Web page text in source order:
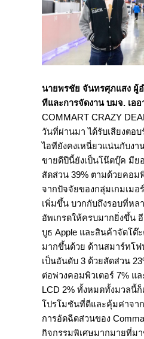
นายพรชัย จันทรศุภแสง ผู้
ทีและการจัดงาน บมจ. เออ
COMMART CRAZY
วันที่ผ่านมา ได้รับเสียงตอ
ไอทียังคงเหนี่ยวแน่นกับง
ขายดีปีนี้ยังเป็นโน๊ตบุ๊ค มีย
สัดส่วน 39% ตามด้วยคอม
จากปัจจัยของกลุ่มเกมเม
เพิ่มขึ้น บวกกับถึงรอบที่หล
อัพเกรดให้ครบมากยิ่งขึ้น
บูธ Apple และสินค้าจัดโต๊
มากขึ้นด้วย ด้านสมาร์ทโ
เป็นอันดับ 3 ด้วยสัดส่วน
ต่อพ่วงคอมพิวเตอร์ 7% แ
LCD 2% ทั้งหมดทั้งมวลนี้ก็
โปรโมชันที่ดีและคุ้มค่าจา
การอัดฉีดส่วนของ
กิจกรรมพิเศษมากมายที่ม